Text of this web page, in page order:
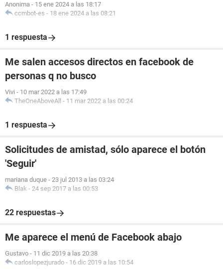
Anonima - 15 ene 2024 a las 18:17
ccmbot-es - 18 ene 2024 a las 08:21
1 respuesta
Me salen accesos directos en facebook de
personas q no busco
Vivi - 10 mar 2022 a las 17:49
TheOneAboveAll - 11 mar 2022 a las 00:24
1 respuesta
Solicitudes de amistad, sólo aparece el botón
'Seguir'
mariana duque - 23 jul 2013 a las 03:24
Blak - 24 sep 2017 a las 00:53
22 respuestas
Me aparece el menú de Facebook abajo
Gustavo - 11 dic 2019 a las 20:38
carloslopezjurado - 16 dic 2019 a las 10:54